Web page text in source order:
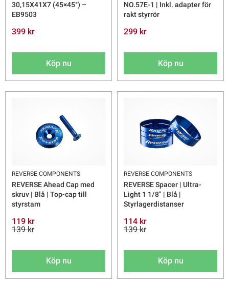
30,15X41X7 (45×45°) –
EB9503
399 kr
Köp nu
NO.57E-1 | Inkl. adapter för
rakt styrrör
299 kr
Köp nu
REVERSE COMPONENTS
REVERSE Ahead Cap med
skruv | Blå | Top-cap till
styrstam
119 kr
139 kr
Köp nu
REVERSE COMPONENTS
REVERSE Spacer | Ultra-
Light 1 1/8" | Blå |
Styrlagerdistanser
114 kr
139 kr
Köp nu